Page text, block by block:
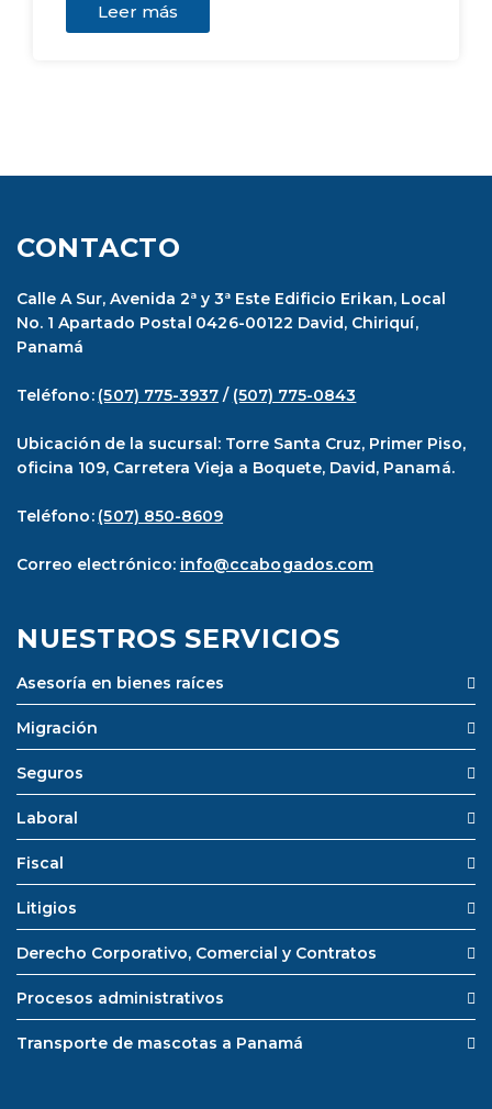
Leer más
CONTACTO
Calle A Sur, Avenida 2ª y 3ª Este Edificio Erikan, Local
No. 1 Apartado Postal 0426-00122 David, Chiriquí,
Panamá
Teléfono: (507) 775-3937 / (507) 775-0843
Ubicación de la sucursal: Torre Santa Cruz, Primer Piso,
oficina 109, Carretera Vieja a Boquete, David, Panamá.
Teléfono: (507) 850-8609
Correo electrónico: info@ccabogados.com
NUESTROS SERVICIOS
Asesoría en bienes raíces
Migración
Seguros
Laboral
Fiscal
Litigios
Derecho Corporativo, Comercial y Contratos
Procesos administrativos
Transporte de mascotas a Panamá